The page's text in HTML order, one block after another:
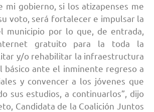
mi gobierno, si los atizapenses me
voto, será fortalecer e impulsar la
municipio por lo que, de entrada,
gratuito para la toda la
y/o rehabilitar la infraestructura
básico ante el inminente regreso a
y convencer a los jóvenes que
sus estudios, a continuarlos”, dijo
Candidata de la Coalición Juntos